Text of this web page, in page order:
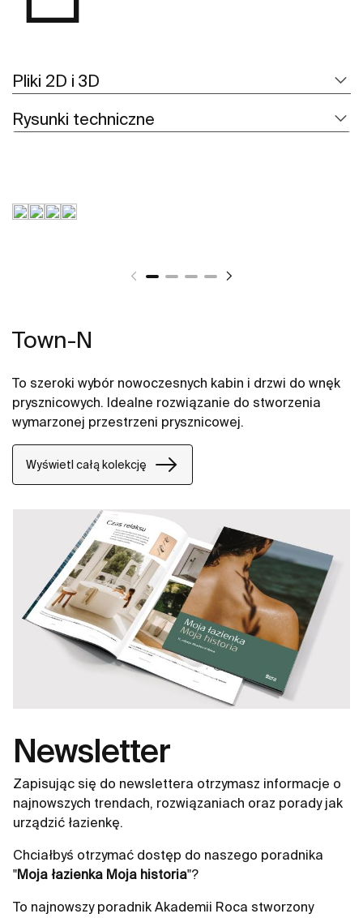
Pliki 2D i 3D
Rysunki techniczne
Town-N
To szeroki wybór nowoczesnych kabin i drzwi do wnęk
prysznicowych. Idealne rozwiązanie do stworzenia
wymarzonej przestrzeni prysznicowej.
Wyświetl całą kolekcję
Newsletter
Zapisując się do newslettera otrzymasz informacje o
najnowszych trendach, rozwiązaniach oraz porady jak
urządzić łazienkę.
Chciałbyś otrzymać dostęp do naszego poradnika
"Moja łazienka Moja historia"?
To najnowszy poradnik Akademii Roca stworzony